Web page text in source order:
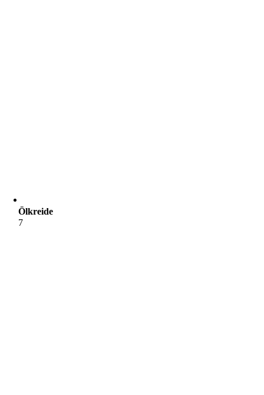
Ölkreide
7